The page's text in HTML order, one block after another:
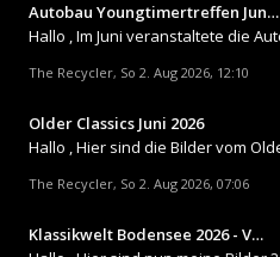
Autobau Youngtimertreffen Jun…
The Recycler, So 2. Aug 2026, 12:10
Older Classics Juni 2026
The Recycler, So 2. Aug 2026, 07:06
Klassikwelt Bodensee 2026 - V…